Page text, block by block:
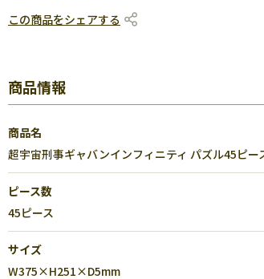
この商品をシェアする
商品情報
商品名
超宇宙刑事ギャバンインフィニティ パズル45ピー
ピース数
45ピース
サイズ
W375×H251×D5mm